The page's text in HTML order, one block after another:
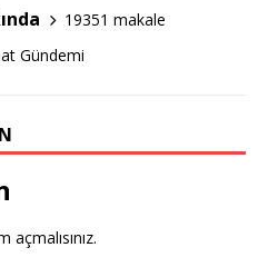
19351 makale
Gündemi
açmalısınız.